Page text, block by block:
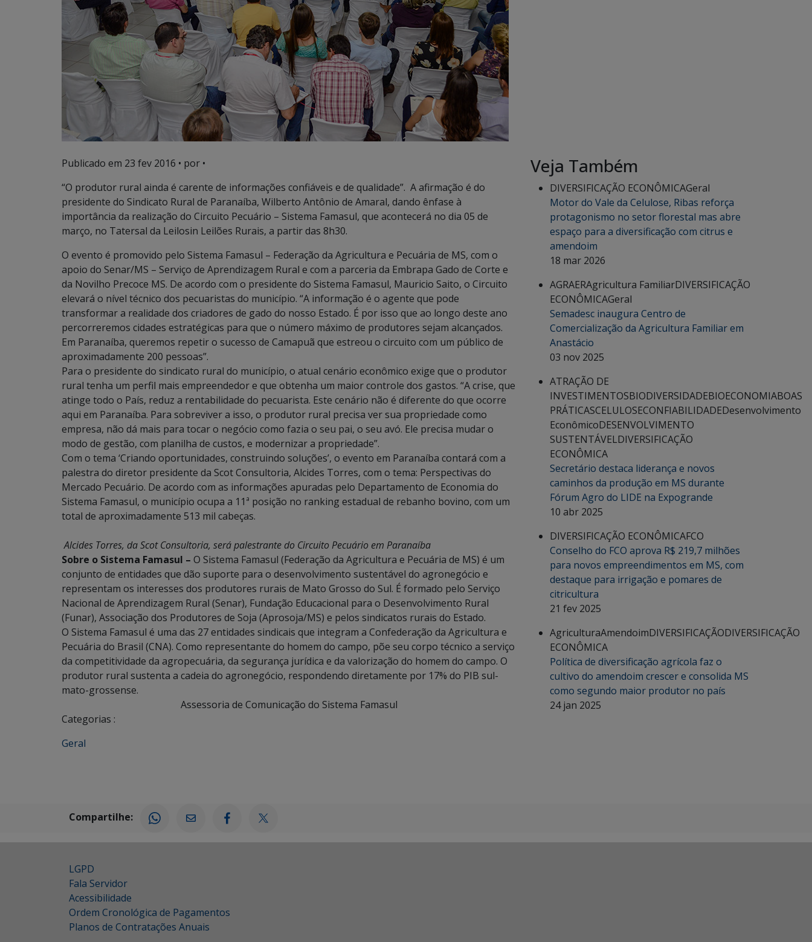
Publicado em 23 fev 2016 • por •
“O produtor rural ainda é carente de informações confiáveis e de qualidade”. A afirmação é do
presidente do Sindicato Rural de Paranaíba, Wilberto Antônio de Amaral, dando ênfase à
importância da realização do Circuito Pecuário – Sistema Famasul, que acontecerá no dia 05 de
março, no Tatersal da Leilosin Leilões Rurais, a partir das 8h30.
O evento é promovido pelo Sistema Famasul – Federação da Agricultura e Pecuária de MS, com o
apoio do Senar/MS – Serviço de Aprendizagem Rural e com a parceria da Embrapa Gado de Corte e
da Novilho Precoce MS. De acordo com o presidente do Sistema Famasul, Mauricio Saito, o Circuito
elevará o nível técnico dos pecuaristas do município. “A informação é o agente que pode
transformar a realidade dos criadores de gado do nosso Estado. É por isso que ao longo deste ano
percorreremos cidades estratégicas para que o número máximo de produtores sejam alcançados.
Em Paranaíba, queremos repetir o sucesso de Camapuã que estreou o circuito com um público de
aproximadamente 200 pessoas”.
Para o presidente do sindicato rural do município, o atual cenário econômico exige que o produtor
rural tenha um perfil mais empreendedor e que obtenha um maior controle dos gastos. “A crise, que
atinge todo o País, reduz a rentabilidade do pecuarista. Este cenário não é diferente do que ocorre
aqui em Paranaíba. Para sobreviver a isso, o produtor rural precisa ver sua propriedade como
empresa, não dá mais para tocar o negócio como fazia o seu pai, o seu avó. Ele precisa mudar o
modo de gestão, com planilha de custos, e modernizar a propriedade”.
Com o tema ‘Criando oportunidades, construindo soluções’, o evento em Paranaíba contará com a
palestra do diretor presidente da Scot Consultoria, Alcides Torres, com o tema: Perspectivas do
Mercado Pecuário. De acordo com as informações apuradas pelo Departamento de Economia do
Sistema Famasul, o município ocupa a 11ª posição no ranking estadual de rebanho bovino, com um
total de aproximadamente 513 mil cabeças.
Alcides Torres, da Scot Consultoria, será palestrante do Circuito Pecuário em Paranaíba
Sobre o Sistema Famasul – O Sistema Famasul (Federação da Agricultura e Pecuária de MS) é um
conjunto de entidades que dão suporte para o desenvolvimento sustentável do agronegócio e
representam os interesses dos produtores rurais de Mato Grosso do Sul. É formado pelo Serviço
Nacional de Aprendizagem Rural (Senar), Fundação Educacional para o Desenvolvimento Rural
(Funar), Associação dos Produtores de Soja (Aprosoja/MS) e pelos sindicatos rurais do Estado.
O Sistema Famasul é uma das 27 entidades sindicais que integram a Confederação da Agricultura e
Pecuária do Brasil (CNA). Como representante do homem do campo, põe seu corpo técnico a serviço
da competitividade da agropecuária, da segurança jurídica e da valorização do homem do campo. O
produtor rural sustenta a cadeia do agronegócio, respondendo diretamente por 17% do PIB sul-
mato-grossense.
Assessoria de Comunicação do Sistema Famasul
Categorias :
Geral
Veja Também
DIVERSIFICAÇÃO ECONÔMICAGeral
Motor do Vale da Celulose, Ribas reforça
protagonismo no setor florestal mas abre
espaço para a diversificação com citrus e
amendoim
18 mar 2026
AGRAERAgricultura FamiliarDIVERSIFICAÇÃO
ECONÔMICAGeral
Semadesc inaugura Centro de
Comercialização da Agricultura Familiar em
Anastácio
03 nov 2025
ATRAÇÃO DE
INVESTIMENTOSBIODIVERSIDADEBIOECONOMIABOAS
PRÁTICASCELULOSECONFIABILIDADEDesenvolvimento
EconômicoDESENVOLVIMENTO
SUSTENTÁVELDIVERSIFICAÇÃO
ECONÔMICA
Secretário destaca liderança e novos
caminhos da produção em MS durante
Fórum Agro do LIDE na Expogrande
10 abr 2025
DIVERSIFICAÇÃO ECONÔMICAFCO
Conselho do FCO aprova R$ 219,7 milhões
para novos empreendimentos em MS, com
destaque para irrigação e pomares de
citricultura
21 fev 2025
AgriculturaAmendoimDIVERSIFICAÇÃODIVERSIFICAÇÃO
ECONÔMICA
Política de diversificação agrícola faz o
cultivo do amendoim crescer e consolida MS
como segundo maior produtor no país
24 jan 2025
Compartilhe:
LGPD
Fala Servidor
Acessibilidade
Ordem Cronológica de Pagamentos
Planos de Contratações Anuais